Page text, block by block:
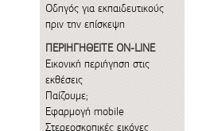
Οδηγός για εκπαιδευτικούς
πριν την επίσκεψη
ΠΕΡΙΗΓΗΘΕΙΤΕ ON-LINE
Εικονική περιήγηση στις
εκθέσεις
Παίζουμε;
Εφαρμογή mobile
Στερεοσκοπικές εικόνες